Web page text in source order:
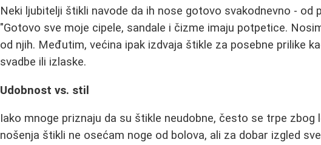
Neki ljubitelji štikli navode da ih nose gotovo svakodnevno - od
"Gotovo sve moje cipele, sandale i čizme imaju potpetice.
od njih. Međutim, većina ipak izdvaja štikle za posebne prilike
svadbe ili izlaske.
Udobnost vs. stil
Iako mnoge priznaju da su štikle neudobne, često se trpe zbog
nošenja štikli ne osećam noge od bolova, ali za dobar izgled